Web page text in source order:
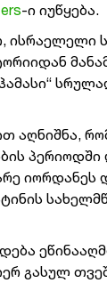
-ი იუწყება.
ისრაელელი
აღნიშნა,
პერიოდში
იორდანეს
გასულ